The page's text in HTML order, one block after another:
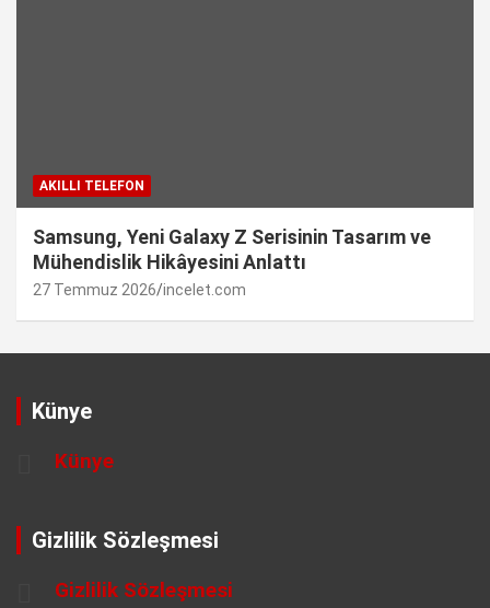
AKILLI TELEFON
Samsung, Yeni Galaxy Z Serisinin Tasarım ve
Mühendislik Hikâyesini Anlattı
27 Temmuz 2026 incelet.com
Künye
Künye
Gizlilik Sözleşmesi
Gizlilik Sözleşmesi